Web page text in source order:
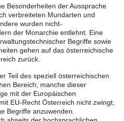
Besonderheiten der Aussprache
verbreiteten Mundarten und
wurden nicht-
der Monarchie entlehnt. Eine
Begriffe sowie
gehen auf das österreichische
zurück.
Teil des speziell österreichischen
Bereich; manche dieser
mit der Europäischen
EU-Recht Österreich nicht zwingt,
Begriffe anzuwenden.